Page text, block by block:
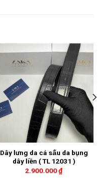
Dây lưng da cá sấu da bụng
dây liền ( TL 12031 )
2.900.000₫